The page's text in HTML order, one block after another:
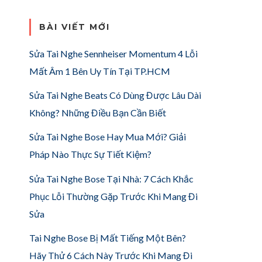
BÀI VIẾT MỚI
Sửa Tai Nghe Sennheiser Momentum 4 Lỗi
Mất Âm 1 Bên Uy Tín Tại TP.HCM
Sửa Tai Nghe Beats Có Dùng Được Lâu Dài
Không? Những Điều Bạn Cần Biết
Sửa Tai Nghe Bose Hay Mua Mới? Giải
Pháp Nào Thực Sự Tiết Kiệm?
Sửa Tai Nghe Bose Tại Nhà: 7 Cách Khắc
Phục Lỗi Thường Gặp Trước Khi Mang Đi
Sửa
Tai Nghe Bose Bị Mất Tiếng Một Bên?
Hãy Thử 6 Cách Này Trước Khi Mang Đi